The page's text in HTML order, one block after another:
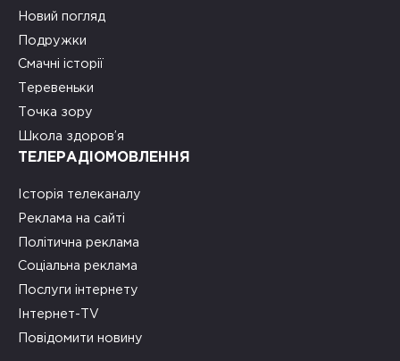
Новий погляд
Подружки
Смачні історії
Теревеньки
Точка зору
Школа здоров’я
ТЕЛЕРАДІОМОВЛЕННЯ
Історія телеканалу
Реклама на сайті
Політична реклама
Соціальна реклама
Послуги інтернету
Інтернет-TV
Повідомити новину